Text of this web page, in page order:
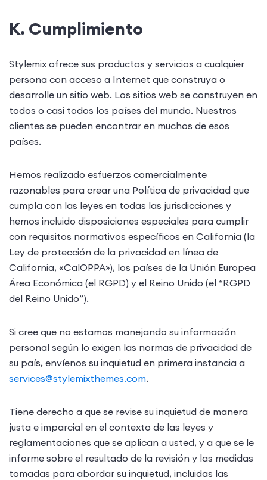
K. Cumplimiento
Stylemix ofrece sus productos y servicios a cualquier
persona con acceso a Internet que construya o
desarrolle un sitio web. Los sitios web se construyen en
todos o casi todos los países del mundo. Nuestros
clientes se pueden encontrar en muchos de esos
países.
Hemos realizado esfuerzos comercialmente
razonables para crear una Política de privacidad que
cumpla con las leyes en todas las jurisdicciones y
hemos incluido disposiciones especiales para cumplir
con requisitos normativos específicos en California (la
Ley de protección de la privacidad en línea de
California, «CalOPPA»), los países de la Unión Europea
Área Económica (el RGPD) y el Reino Unido (el “RGPD
del Reino Unido”).
Si cree que no estamos manejando su información
personal según lo exigen las normas de privacidad de
su país, envíenos su inquietud en primera instancia a
services@stylemixthemes.com.
Tiene derecho a que se revise su inquietud de manera
justa e imparcial en el contexto de las leyes y
reglamentaciones que se aplican a usted, y a que se le
informe sobre el resultado de la revisión y las medidas
tomadas para abordar su inquietud, incluidas las